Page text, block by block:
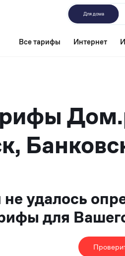
Для дома
Все тарифы Интернет
удалось
для